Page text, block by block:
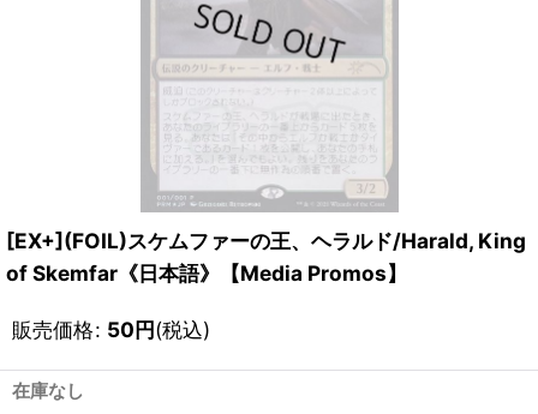
[EX+](FOIL)スケムファーの王、ヘラルド/Harald, King
of Skemfar《日本語》【Media Promos】
販売価格: 50円(税込)
在庫なし